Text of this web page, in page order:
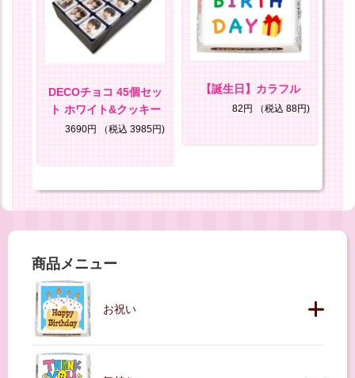
DECOチョコ 45個セッ
ト ホワイト&クッキー
3690円 （税込 3985円)
【誕生日】カラフル
82円 （税込 88円)
商品メニュー
お祝い